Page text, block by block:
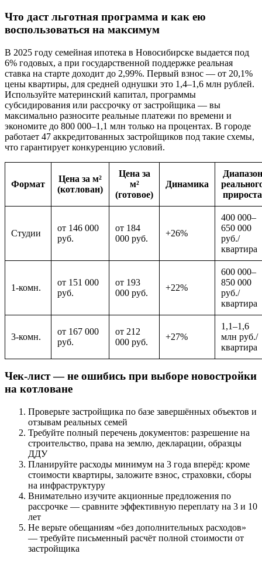
Что даст льготная программа и как ею
воспользоваться на максимум
В 2025 году семейная ипотека в Новосибирске выдается под
6% годовых, а при государственной поддержке реальная
ставка на старте доходит до 2,99%. Первый взнос — от 20,1%
цены квартиры, для средней однушки это 1,4–1,6 млн рублей.
Используйте материнский капитал, программы
субсидирования или рассрочку от застройщика — вы
максимально разносите реальные платежи по времени и
экономите до 800 000–1,1 млн только на процентах. В городе
работает 47 аккредитованных застройщиков под такие схемы,
что гарантирует конкуренцию условий.
Формат
Цена за м²
(котлован)
Цена за
м²
(готовое)
Динамика
Диапазон
прироста
Студии
от 146 000
руб.
от 184
000 руб.
+26%
400 000–
650 000
руб./
квартира
1-комн.
от 151 000
руб.
от 193
000 руб.
+22%
600 000–
850 000
руб./
квартира
3-комн.
от 167 000
руб.
от 212
000 руб.
+27%
1,1–1,6
млн руб./
квартира
Чек-лист — не ошибись при выборе новостройки
на котловане
Проверьте застройщика по базе завершённых объектов и
отзывам реальных семей
Требуйте полный перечень документов: разрешение на
строительство, права на землю, декларации, образцы
ДДУ
Планируйте расходы минимум на 3 года вперёд: кроме
стоимости квартиры, заложите взнос, страховки, сборы
на инфраструктуру
Внимательно изучите акционные предложения по
рассрочке — сравните эффективную переплату на 3 и 10
лет
Не верьте обещаниям «без дополнительных расходов»
— требуйте письменный расчёт полной стоимости от
застройщика